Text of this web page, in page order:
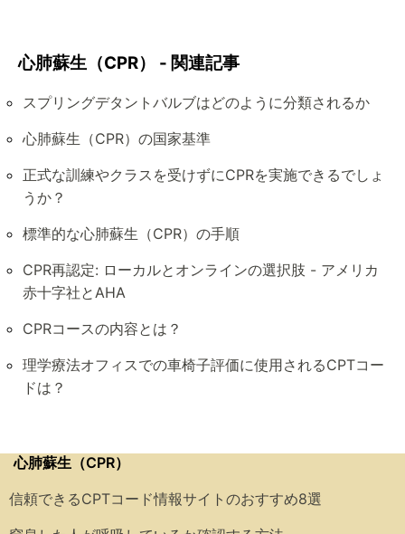
心肺蘇生（CPR） - 関連記事
スプリングデタントバルブはどのように分類されるか
心肺蘇生（CPR）の国家基準
正式な訓練やクラスを受けずにCPRを実施できるでしょ
うか？
標準的な心肺蘇生（CPR）の手順
CPR再認定: ローカルとオンラインの選択肢 - アメリカ
赤十字社とAHA
CPRコースの内容とは？
理学療法オフィスでの車椅子評価に使用されるCPTコー
ドは？
心肺蘇生（CPR）
信頼できるCPTコード情報サイトのおすすめ8選